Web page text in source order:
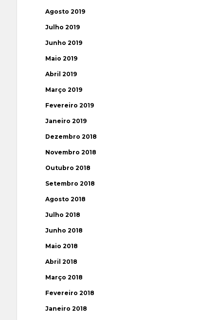
Agosto 2019
Julho 2019
Junho 2019
Maio 2019
Abril 2019
Março 2019
Fevereiro 2019
Janeiro 2019
Dezembro 2018
Novembro 2018
Outubro 2018
Setembro 2018
Agosto 2018
Julho 2018
Junho 2018
Maio 2018
Abril 2018
Março 2018
Fevereiro 2018
Janeiro 2018